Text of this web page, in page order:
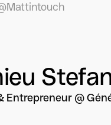
Entrepreneur @